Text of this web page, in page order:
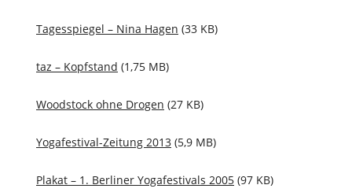
Tagesspiegel – Nina Hagen (33 KB)
taz – Kopfstand (1,75 MB)
Woodstock ohne Drogen (27 KB)
Yogafestival-Zeitung 2013 (5,9 MB)
Plakat – 1. Berliner Yogafestivals 2005 (97 KB)